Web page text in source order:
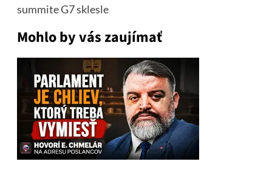
summite G7 sklesle
Mohlo by vás zaujímať